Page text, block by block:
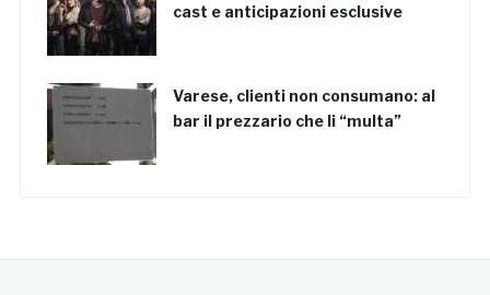
cast e anticipazioni esclusive
Varese, clienti non consumano: al
bar il prezzario che li “multa”